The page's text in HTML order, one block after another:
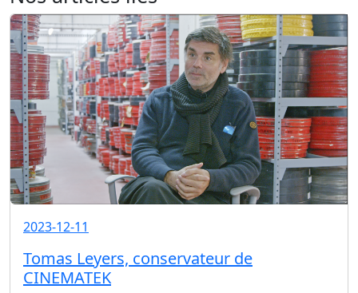
2023-12-11
Tomas Leyers, conservateur de
CINEMATEK